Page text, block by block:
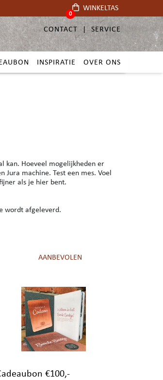
WINKELTAS
0
CONTACT SERVICE
INSPIRATIE OVER ONS
kan. Hoeveel mogelijkheden er
machine. Test een mes. Voel
als je hier bent.
wordt afgeleverd.
€100,-